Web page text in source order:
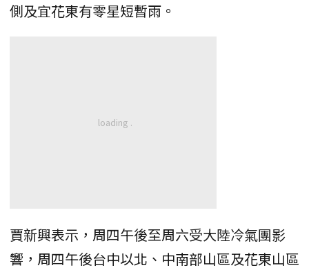
側及宜花東有零星短暫雨。
賈新興表示，周四午後至周六受大陸冷氣團影
響，周四午後台中以北、中南部山區及花東山區